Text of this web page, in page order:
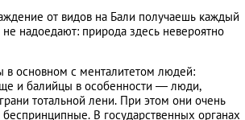
от видов на Бали получаешь каждый
надоедают: природа здесь невероятно
в основном с менталитетом людей:
и балийцы в особенности — люди,
тотальной лени. При этом они очень
В государственных органах